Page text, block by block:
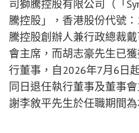
司獅騰控股有限公司（「
騰控股」，香港股份代號
騰控股創辦人兼行政總裁
會主席，而胡志豪先生已
行董事，自2026年7月6日
同日退任執行董事及董事
謝李敘平先生於任職期間